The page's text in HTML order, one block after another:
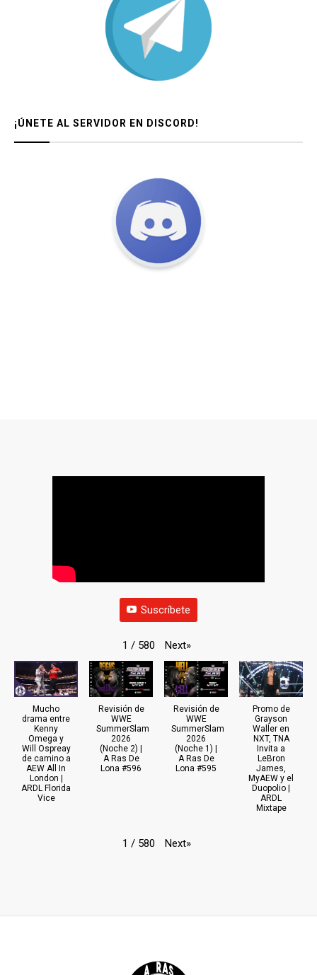
¡ÚNETE AL SERVIDOR EN DISCORD!
Suscríbete
1 / 580 Next»
Mucho
drama entre
Kenny
Omega y
Will Ospreay
de camino a
AEW All In
London |
ARDL Florida
Vice
Revisión de
WWE
SummerSlam
2026
(Noche 2) |
A Ras De
Lona #596
Revisión de
WWE
SummerSlam
2026
(Noche 1) |
A Ras De
Lona #595
Promo de
Grayson
Waller en
NXT, TNA
Invita a
LeBron
James,
MyAEW y el
Duopolio |
ARDL
Mixtape
1 / 580 Next»